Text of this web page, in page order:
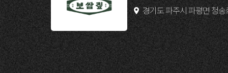
경기도 파주시 파평면 청송